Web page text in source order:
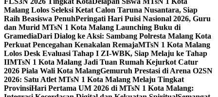
Malang Lolos Seleksi Ketat Calon Taruna Nusantara, Siap
Raih Beasiswa PenuhPeringati Hari Puisi Nasional 2026, Guru
dan Murid MTsN 1 Kota Malang Launching Buku di
GramediaDari Dialog ke Aksi: Sambang Polresta Malang Kota
Perkuat Pencegahan Kenakalan RemajaMTsN 1 Kota Malang
Lolos Desk Evaluasi Tahap I ZI-WBK, Siap Melaju ke Tahap
IIMTsN 1 Kota Malang Jadi Tuan Rumah Kejurkot Catur
2026 Piala Wali Kota MalangGemuruh Prestasi di Arena O2SN
2026: Satu Atlet MTsN 1 Kota Malang Melaju Tingkat
ProvinsiHari Pertama UM 2026 di MTsN 1 Kota Malang: